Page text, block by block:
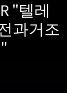
"텔레
과거조